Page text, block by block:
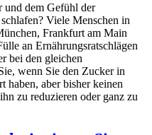
und dem Gefühl der
Viele Menschen in
Frankfurt am Main
an Ernährungsratschlägen
bei den gleichen
wenn Sie den Zucker in
haben, aber bisher keinen
zu reduzieren oder ganz zu